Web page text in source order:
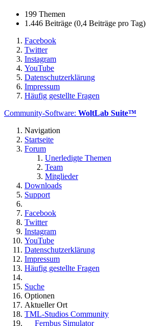
199 Themen
1.446 Beiträge (0,4 Beiträge pro Tag)
Facebook
Twitter
Instagram
YouTube
Datenschutzerklärung
Impressum
Häufig gestellte Fragen
Community-Software: WoltLab Suite™
Navigation
Startseite
Forum
Unerledigte Themen
Team
Mitglieder
Downloads
Support
Facebook
Twitter
Instagram
YouTube
Datenschutzerklärung
Impressum
Häufig gestellte Fragen
Suche
Optionen
Aktueller Ort
TML-Studios Community
Fernbus Simulator